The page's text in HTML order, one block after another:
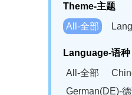
Theme-主题
All-全部
Language-语种
All-全部
German(DE)-